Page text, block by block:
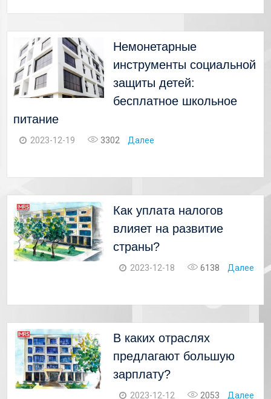
Немонетарные
инструменты социальной
защиты детей:
бесплатное школьное
питание
2023-12-19 3302 Далее
Как уплата налогов
влияет на развитие
страны?
2023-12-18 6138 Далее
В каких отраслях
предлагают большую
зарплату?
2023-12-12 2053 Далее